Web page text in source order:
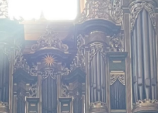
CZYTAJ WIĘCEJ